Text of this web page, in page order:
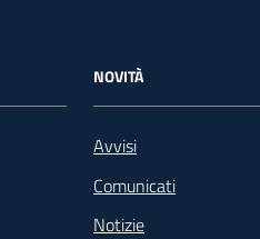
NOVITÀ
Avvisi
Comunicati
Notizie